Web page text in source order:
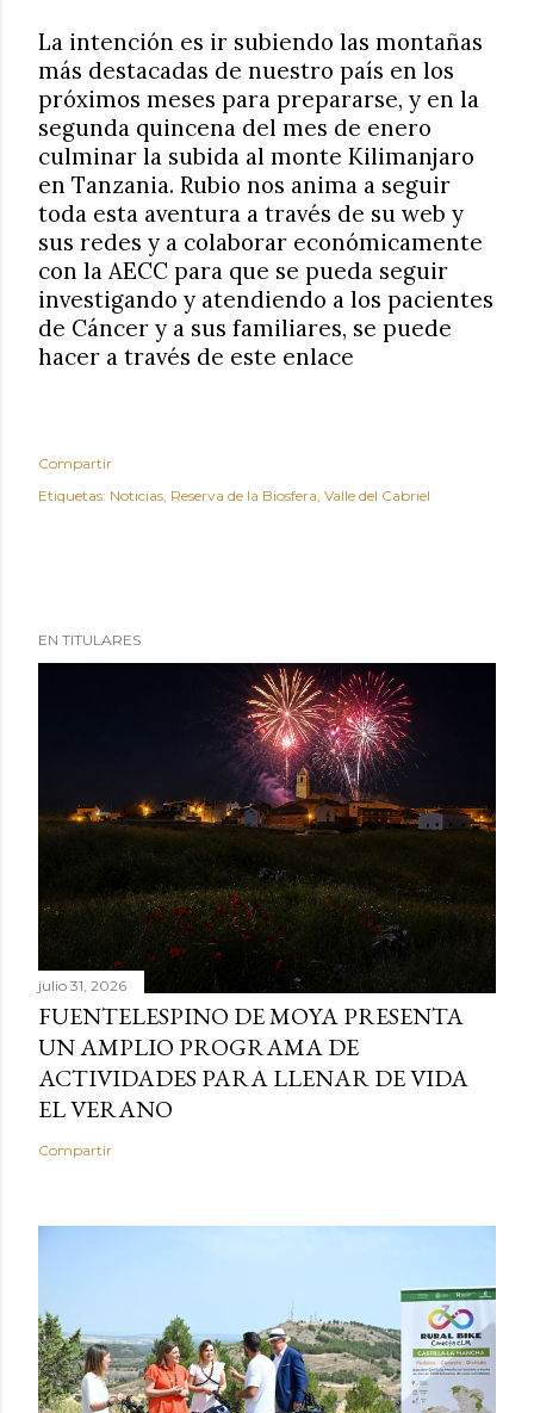
La intención es ir subiendo las montañas
más destacadas de nuestro país en los
próximos meses para prepararse, y en la
segunda quincena del mes de enero
culminar la subida al monte Kilimanjaro
en Tanzania. Rubio nos anima a seguir
toda esta aventura a través de su web y
sus redes y a colaborar económicamente
con la AECC para que se pueda seguir
investigando y atendiendo a los pacientes
de Cáncer y a sus familiares, se puede
hacer a través de este enlace
Compartir
Etiquetas: Noticias Reserva de la Biosfera Valle del Cabriel
EN TITULARES
julio 31, 2026
FUENTELESPINO DE MOYA PRESENTA
UN AMPLIO PROGRAMA DE
ACTIVIDADES PARA LLENAR DE VIDA
EL VERANO
Compartir